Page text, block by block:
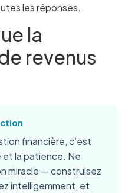
les réponses.
la
revenus
financière, c’est
la patience. Ne
miracle — construisez
intelligemment, et